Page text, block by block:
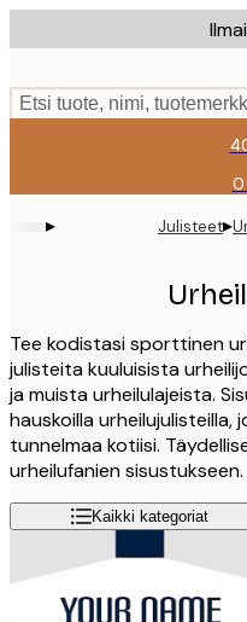
to
content.
Etsi tuote, nimi,
0
▸ Julisteet▸
Tee kodistasi sporttinen
julisteita kuuluisista
ja muista urheilulajeista.
hauskoilla
tunnelmaa kotiisi.
urheilufanien
Kaikki kategoriat